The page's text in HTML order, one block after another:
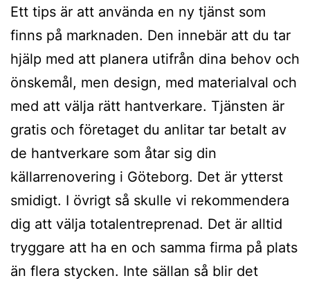
Ett tips är att använda en ny tjänst som
finns på marknaden. Den innebär att du tar
hjälp med att planera utifrån dina behov och
önskemål, men design, med materialval och
med att välja rätt hantverkare. Tjänsten är
gratis och företaget du anlitar tar betalt av
de hantverkare som åtar sig din
källarrenovering i Göteborg. Det är ytterst
smidigt. I övrigt så skulle vi rekommendera
dig att välja totalentreprenad. Det är alltid
tryggare att ha en och samma firma på plats
än flera stycken. Inte sällan så blir det